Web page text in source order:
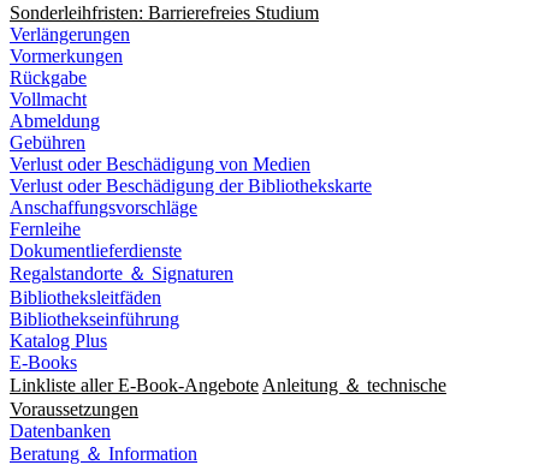
Sonderleihfristen: Barrierefreies Studium
Verlängerungen
Vormerkungen
Rückgabe
Vollmacht
Abmeldung
Gebühren
Verlust oder Beschädigung von Medien
Verlust oder Beschädigung der Bibliothekskarte
Anschaffungsvorschläge
Fernleihe
Dokumentlieferdienste
Regalstandorte ＆ Signaturen
Bibliotheksleitfäden
Bibliothekseinführung
Katalog Plus
E-Books
Linkliste aller E-Book-Angebote Anleitung ＆ technische
Voraussetzungen
Datenbanken
Beratung ＆ Information